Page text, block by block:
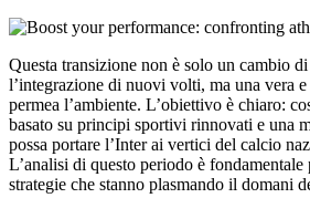
Questa transizione non è solo un cambio
l’integrazione di nuovi volti, ma una vera
permea l’ambiente. L’obiettivo è chiaro:
basato su principi sportivi rinnovati e una
possa portare l’Inter ai vertici del calcio
L’analisi di questo periodo è fondamentale
strategie che stanno plasmando il domani